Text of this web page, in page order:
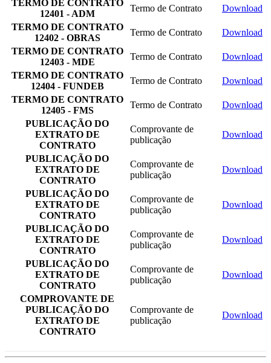
TERMO DE CONTRATO
12401 - ADM
Termo de Contrato
Download
TERMO DE CONTRATO
12402 - OBRAS
Termo de Contrato
Download
TERMO DE CONTRATO
12403 - MDE
Termo de Contrato
Download
TERMO DE CONTRATO
12404 - FUNDEB
Termo de Contrato
Download
TERMO DE CONTRATO
12405 - FMS
Termo de Contrato
Download
PUBLICAÇÃO DO
EXTRATO DE
CONTRATO
Comprovante de
publicação
Download
PUBLICAÇÃO DO
EXTRATO DE
CONTRATO
Comprovante de
publicação
Download
PUBLICAÇÃO DO
EXTRATO DE
CONTRATO
Comprovante de
publicação
Download
PUBLICAÇÃO DO
EXTRATO DE
CONTRATO
Comprovante de
publicação
Download
PUBLICAÇÃO DO
EXTRATO DE
CONTRATO
Comprovante de
publicação
Download
COMPROVANTE DE
PUBLICAÇÃO DO
EXTRATO DE
CONTRATO
Comprovante de
publicação
Download